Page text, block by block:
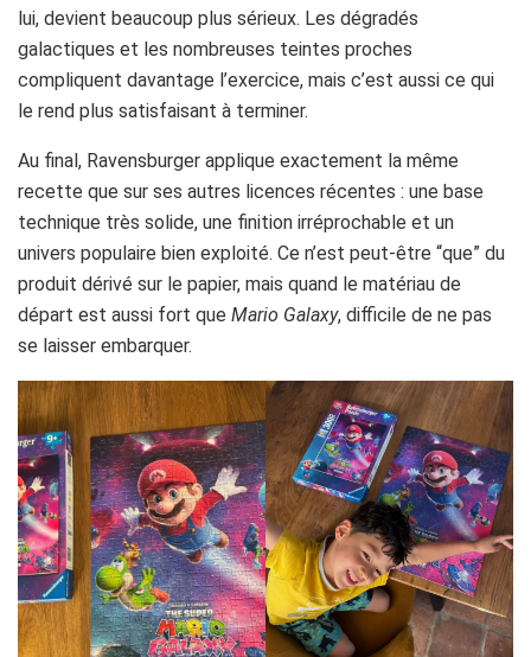
lui, devient beaucoup plus sérieux. Les dégradés
galactiques et les nombreuses teintes proches
compliquent davantage l’exercice, mais c’est aussi ce qui
le rend plus satisfaisant à terminer.
Au final, Ravensburger applique exactement la même
recette que sur ses autres licences récentes : une base
technique très solide, une finition irréprochable et un
univers populaire bien exploité. Ce n’est peut-être “que” du
produit dérivé sur le papier, mais quand le matériau de
départ est aussi fort que Mario Galaxy, difficile de ne pas
se laisser embarquer.